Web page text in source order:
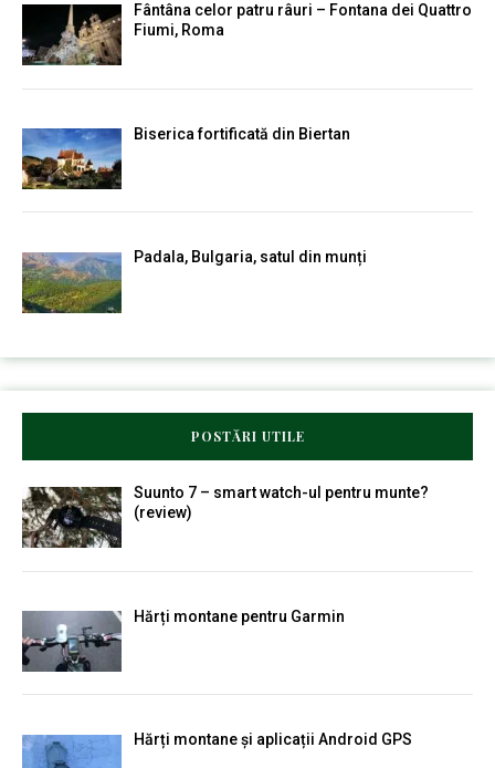
Fântâna celor patru râuri – Fontana dei Quattro
Fiumi, Roma
Biserica fortificată din Biertan
Padala, Bulgaria, satul din munți
POSTĂRI UTILE
Suunto 7 – smart watch-ul pentru munte?
(review)
Hărți montane pentru Garmin
Hărți montane și aplicații Android GPS